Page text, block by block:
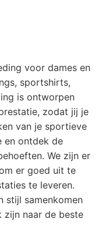
voor dames en
sportshirts,
is ontworpen
zodat jij je
van je sportieve
en ontdek de
We zijn er
er goed uit te
te leveren.
stijl samenkomen
naar de beste